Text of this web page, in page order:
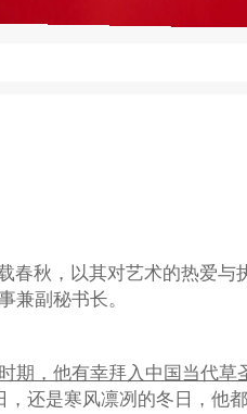
春秋，以其对艺术的热爱与
兼副秘书长。
期，他有幸拜入中国当代草
，还是寒风凛冽的冬日，他